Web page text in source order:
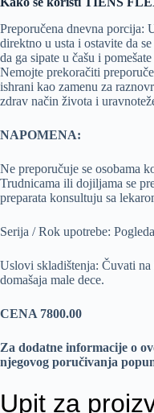
Preporučena dnevna porcija:
direktno u usta i ostavite da
da ga sipate u čašu i
Nemojte prekoračiti
ishrani kao zamenu za
zdrav način života i
NAPOMENA:
Ne preporučuje se osobama
Trudnicama ili dojiljama se
preparata konsultuju sa
Serija / Rok upotrebe:
Uslovi skladištenja: Čuvati
domašaja male dece.
CENA 7800.00
Za dodatne informacije o
njegovog poručivanja